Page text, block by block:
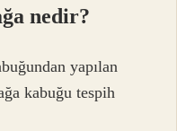
nedir?
yapılan
kabuğu tespih